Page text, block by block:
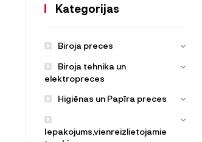
Kategorijas
Biroja preces
Biroja tehnika un
elektropreces
Higiēnas un Papīra preces
Iepakojums,vienreizlietojamie